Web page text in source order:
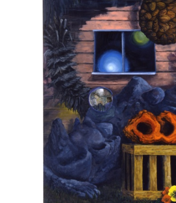
リ
ー